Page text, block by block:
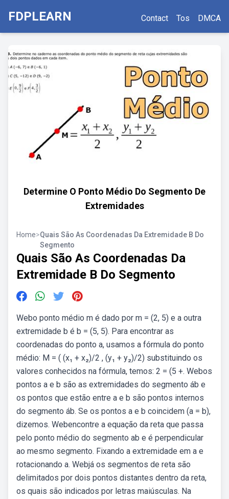
FDPLEARN Contact Tos DMCA
Determine O Ponto Médio Do Segmento De
Extremidades
Home>Quais São As Coordenadas Da Extremidade B Do
Segmento
Quais São As Coordenadas Da
Extremidade B Do Segmento
Webo ponto médio m é dado por m = (2, 5) e a outra
extremidade b é b = (5, 5). Para encontrar as
coordenadas do ponto a, usamos a fórmula do ponto
médio: M = ( (x₁ + x₂)/2 , (y₁ + y₂)/2) substituindo os
valores conhecidos na fórmula, temos: 2 = (5 +. Webos
pontos a e b são as extremidades do segmento áb e
os pontos que estão entre a e b são pontos internos
do segmento áb. Se os pontos a e b coincidem (a = b),
dizemos. Webencontre a equação da reta que passa
pelo ponto médio do segmento ab e é perpendicular
ao mesmo segmento. Fixando a extremidade em a e
rotacionando a. Webjá os segmentos de reta são
delimitados por dois pontos distantes dentro da reta,
os quais são indicados por letras maiúsculas. Na